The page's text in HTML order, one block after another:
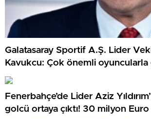
Galatasaray Sportif A.Ş. Lider
Kavukcu: Çok önemli
para harcayacağız
Fenerbahçe’de Lider Aziz
golcü ortaya çıktı! 30 milyon Euro